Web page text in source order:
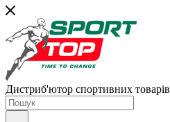
Дистриб'ютор спортивних товарів